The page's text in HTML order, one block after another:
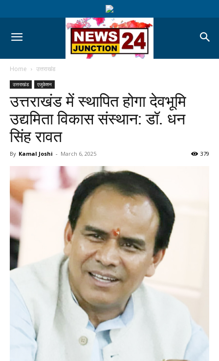
Home उत्तराखंड
उत्तराखंड एजुकेशन
उत्तराखंड में स्थापित होगा देवभूमि
उद्यमिता विकास संस्थान: डॉ. धन
सिंह रावत
By Kamal Joshi - March 6, 2025 379